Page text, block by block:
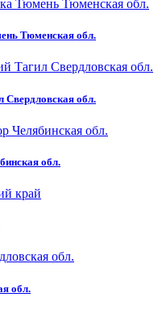
Тюменская обл.
Свердловская обл.
обл.
обл.